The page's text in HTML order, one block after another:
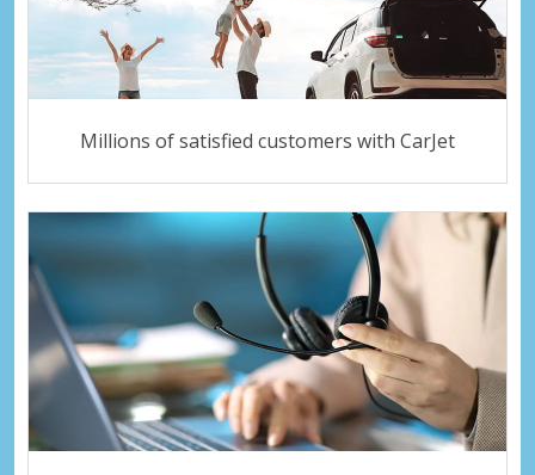
Millions of satisfied customers with CarJet